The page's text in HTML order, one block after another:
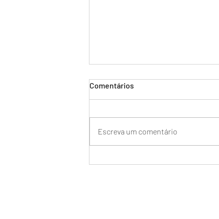
Comentários
Escreva um comentário